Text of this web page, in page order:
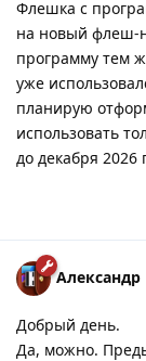
Флешка с
на новый флеш-
программу тем
уже
планирую
использовать
до декабря 2026
Александр
Добрый день.
Да, можно.